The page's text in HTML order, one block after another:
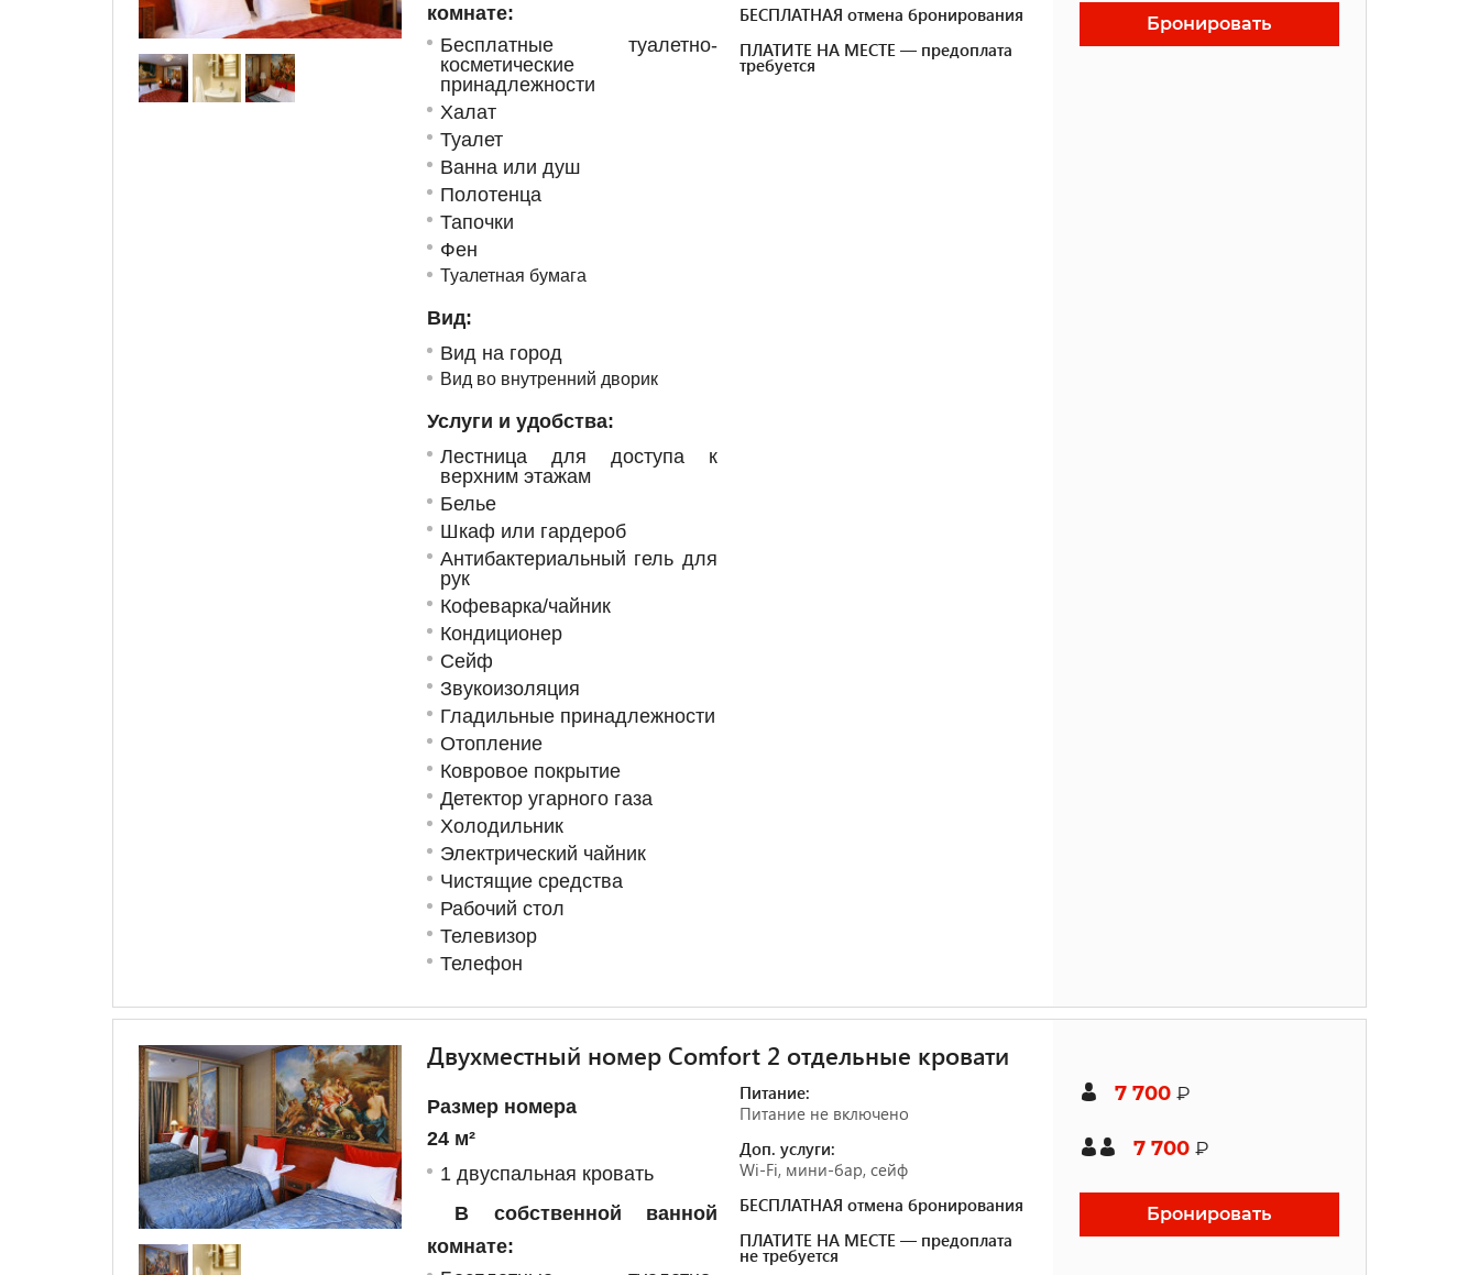
комнате:
Бесплатные туалетно-
косметические
принадлежности
Халат
Туалет
Ванна или душ
Полотенца
Тапочки
Фен
Туалетная бумага
Вид:
Вид на город
Вид во внутренний дворик
Услуги и удобства: ​
Лестница для доступа к
верхним этажам
Белье
Шкаф или гардероб
Антибактериальный гель для
рук
Кофеварка/чайник
Кондиционер
Сейф
Звукоизоляция
Гладильные принадлежности
Отопление
Ковровое покрытие
Детектор угарного газа
Холодильник
Электрический чайник
Чистящие средства
Рабочий стол
Телевизор
Телефон
БЕСПЛАТНАЯ отмена бронирования
ПЛАТИТЕ НА МЕСТЕ — предоплата
требуется
Бронировать
Двухместный номер Comfort 2 отдельные кровати
Размер номера
24 м²
1 двуспальная кровать
В собственной ванной
комнате:
Питание:
Питание не включено
Доп. услуги:
Wi-Fi, мини-бар, сейф
БЕСПЛАТНАЯ отмена бронирования
ПЛАТИТЕ НА МЕСТЕ — предоплата
не требуется
7 700 ₽
7 700 ₽
Бронировать